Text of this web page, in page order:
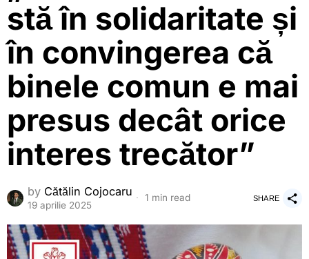
stă în solidaritate și
în convingerea că
binele comun e mai
presus decât orice
interes trecător”
by Cătălin Cojocaru
19 aprilie 2025
1 min read SHARE